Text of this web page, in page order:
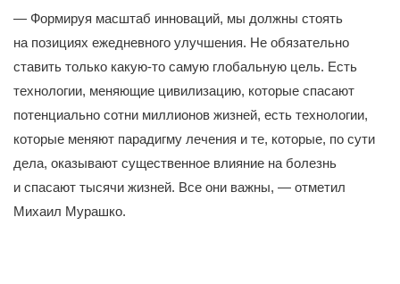
— Формируя масштаб инноваций, мы должны стоять
на позициях ежедневного улучшения. Не обязательно
ставить только какую-то самую глобальную цель. Есть
технологии, меняющие цивилизацию, которые спасают
потенциально сотни миллионов жизней, есть технологии,
которые меняют парадигму лечения и те, которые, по сути
дела, оказывают существенное влияние на болезнь
и спасают тысячи жизней. Все они важны, — отметил
Михаил Мурашко.